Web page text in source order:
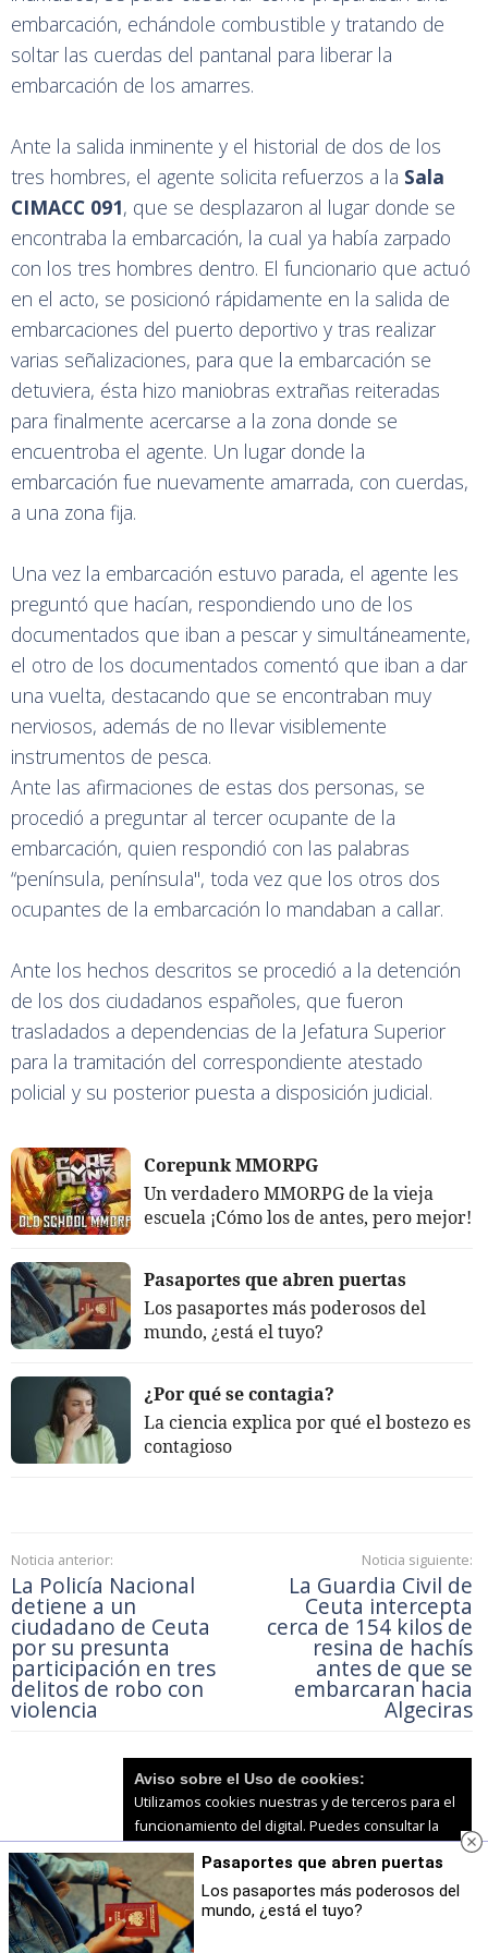
embarcación, echándole combustible y tratando de
soltar las cuerdas del pantanal para liberar la
embarcación de los amarres.
Ante la salida inminente y el historial de dos de los
tres hombres, el agente solicita refuerzos a la Sala
CIMACC 091, que se desplazaron al lugar donde se
encontraba la embarcación, la cual ya había zarpado
con los tres hombres dentro. El funcionario que actuó
en el acto, se posicionó rápidamente en la salida de
embarcaciones del puerto deportivo y tras realizar
varias señalizaciones, para que la embarcación se
detuviera, ésta hizo maniobras extrañas reiteradas
para finalmente acercarse a la zona donde se
encuentroba el agente. Un lugar donde la
embarcación fue nuevamente amarrada, con cuerdas,
a una zona fija.
Una vez la embarcación estuvo parada, el agente les
preguntó que hacían, respondiendo uno de los
documentados que iban a pescar y simultáneamente,
el otro de los documentados comentó que iban a dar
una vuelta, destacando que se encontraban muy
nerviosos, además de no llevar visiblemente
instrumentos de pesca.
Ante las afirmaciones de estas dos personas, se
procedió a preguntar al tercer ocupante de la
embarcación, quien respondió con las palabras
“península, península", toda vez que los otros dos
ocupantes de la embarcación lo mandaban a callar.
Ante los hechos descritos se procedió a la detención
de los dos ciudadanos españoles, que fueron
trasladados a dependencias de la Jefatura Superior
para la tramitación del correspondiente atestado
policial y su posterior puesta a disposición judicial.
Corepunk MMORPG
Un verdadero MMORPG de la vieja
escuela ¡Cómo los de antes, pero mejor!
Pasaportes que abren puertas
Los pasaportes más poderosos del
mundo, ¿está el tuyo?
¿Por qué se contagia?
La ciencia explica por qué el bostezo es
contagioso
Noticia anterior:
La Policía Nacional
detiene a un
ciudadano de Ceuta
por su presunta
participación en tres
delitos de robo con
violencia
Noticia siguiente:
La Guardia Civil de
Ceuta intercepta
cerca de 154 kilos de
resina de hachís
antes de que se
embarcaran hacia
Algeciras
Comentarios Accede para comentar
como usuario
Todavía no hay comentarios
Pasaportes que abren puertas
Los pasaportes más poderosos del
mundo, ¿está el tuyo?
Aviso sobre el Uso de cookies:
Utilizamos cookies nuestras y de terceros para el
funcionamiento del digital. Puedes consultar la
lista de cookies y como desconectarlas.
nuestra Política de Privacidad y Cookies
Aceptar Cookies
Personalizar